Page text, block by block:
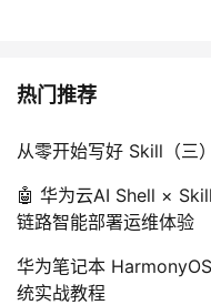
热门推荐
从零开始写好 Skill（三
🤖 华为云AI Shell ×
链路智能部署运维体验
华为笔记本
统实战教程